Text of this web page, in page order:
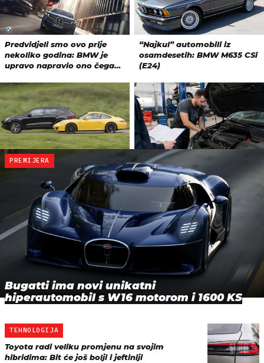
PREMIJERA
Bugatti ima novi unikatni
hiperautomobil s W16 motorom i 1600 KS
TEHNOLOGIJA
Toyota radi veliku promjenu na svojim
hibridima: Bit će još bolji i jeftiniji